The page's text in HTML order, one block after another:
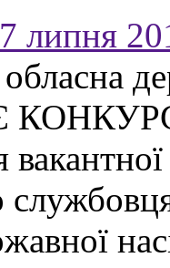
липня
обласна